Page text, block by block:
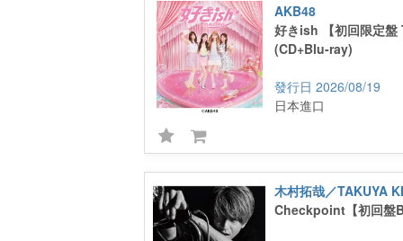
AKB48
好きish 【初回限定盤
(CD+Blu-ray)
2026/08/19
日本進口
木村拓哉／TAKUYA
Checkpoint【初回盤